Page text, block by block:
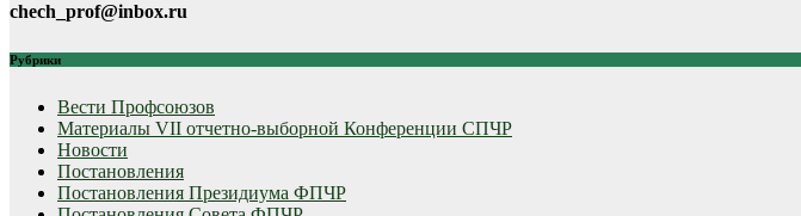
chech_prof@inbox.ru
Рубрики
Вести Профсоюзов
Материалы VII отчетно-выборной Конференции СПЧР
Новости
Постановления
Постановления Президиума ФПЧР